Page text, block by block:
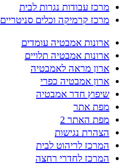
מרכז עבודות נגרות לבית
מרכז קרמיקה וכלים סניטריים
ארונות אמבטיה עומדים
ארונות אמבטיה תלויים
ארון מראה לאמבטיה
ארון אמבטיה כפרי
שיפוץ חדר אמבטיה
מפת אתר
מפת האתר 2
הצהרת נגישות
המרכז לריהוט לבית
המרכז לחדרי רחצה